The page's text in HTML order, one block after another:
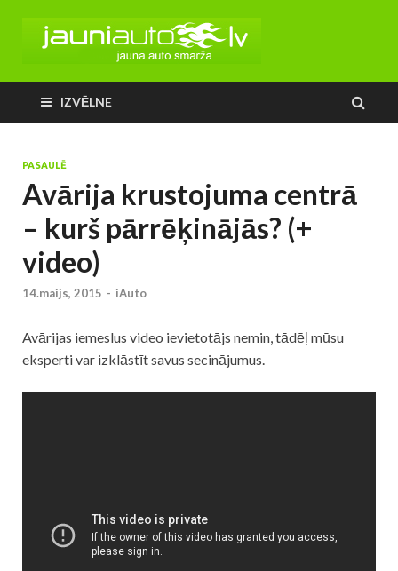
IZVĒLNE
PASAULĒ
Avārija krustojuma centrā
– kurš pārrēķinājās? (+
video)
14.maijs, 2015 - iAuto
Avārijas iemeslus video ievietotājs nemin, tādēļ mūsu
eksperti var izklāstīt savus secinājumus.